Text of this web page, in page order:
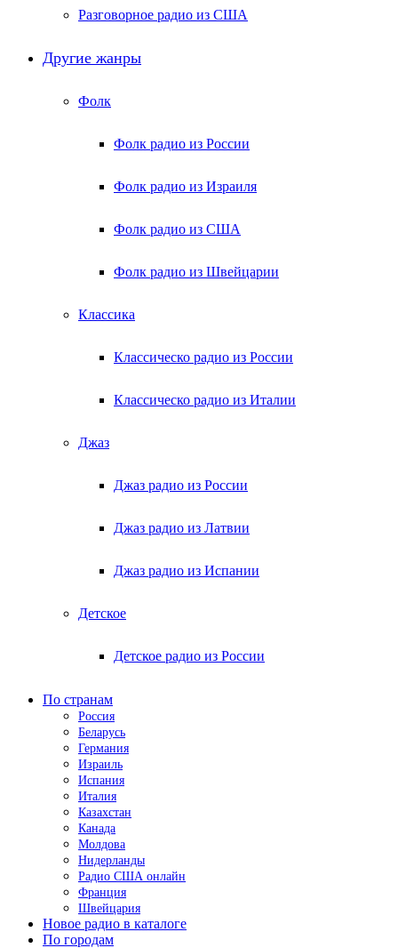
Разговорное радио из США
Другие жанры
Фолк
Фолк радио из России
Фолк радио из Израиля
Фолк радио из США
Фолк радио из Швейцарии
Классика
Классическо радио из России
Классическо радио из Италии
Джаз
Джаз радио из России
Джаз радио из Латвии
Джаз радио из Испании
Детское
Детское радио из России
По странам
Россия
Беларусь
Германия
Израиль
Испания
Италия
Казахстан
Канада
Молдова
Нидерланды
Радио США онлайн
Франция
Швейцария
Новое радио в каталоге
По городам